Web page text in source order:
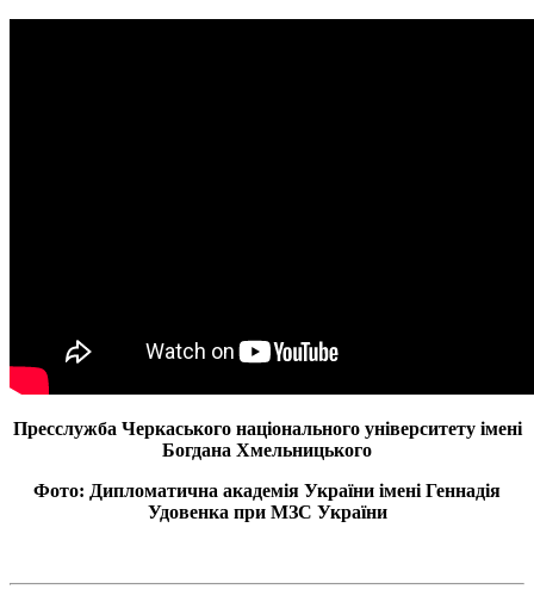
Пресслужба Черкаського національного університету імені
Богдана Хмельницького
Фото: Дипломатична академія України імені Геннадія
Удовенка при МЗС України